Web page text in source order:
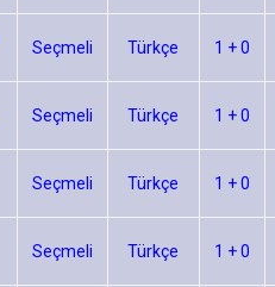
Seçmeli Türkçe 1 + 0
Seçmeli Türkçe 1 + 0
Seçmeli Türkçe 1 + 0
Seçmeli Türkçe 1 + 0